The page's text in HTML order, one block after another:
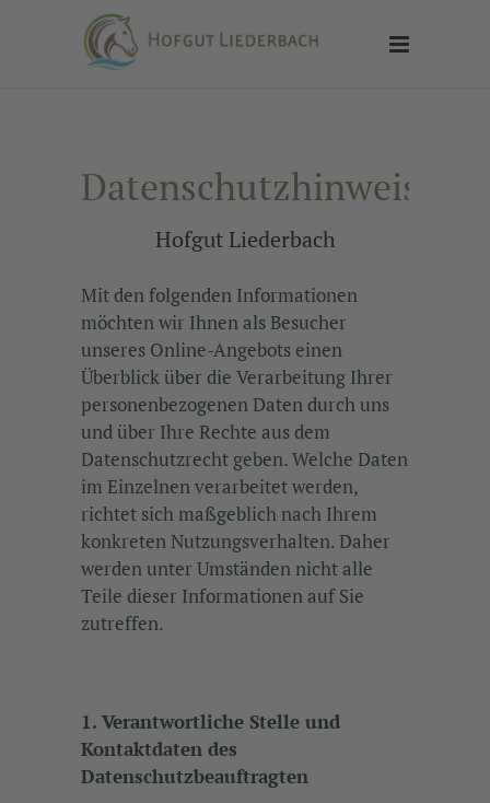
Datenschutzhinweise
Hofgut Liederbach
Mit den folgenden Informationen
möchten wir Ihnen als Besucher
unseres Online-Angebots einen
Überblick über die Verarbeitung Ihrer
personenbezogenen Daten durch uns
und über Ihre Rechte aus dem
Datenschutzrecht geben. Welche Daten
im Einzelnen verarbeitet werden,
richtet sich maßgeblich nach Ihrem
konkreten Nutzungsverhalten. Daher
werden unter Umständen nicht alle
Teile dieser Informationen auf Sie
zutreffen.
1. Verantwortliche Stelle und
Kontaktdaten des
Datenschutzbeauftragten